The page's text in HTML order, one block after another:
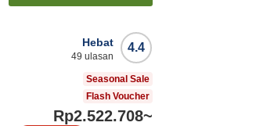
4.4
Hebat
49 ulasan
Seasonal Sale
Flash Voucher
Rp2.522.708~